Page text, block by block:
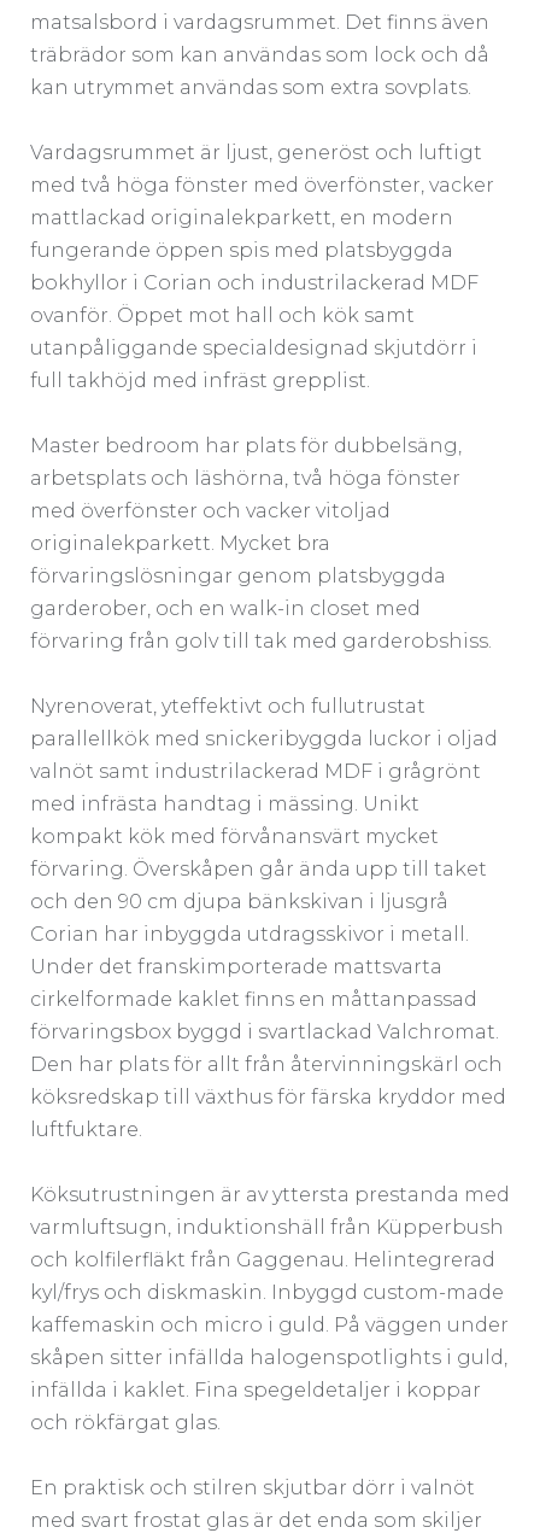
matsalsbord i vardagsrummet. Det finns även
träbrädor som kan användas som lock och då
kan utrymmet användas som extra sovplats.
Vardagsrummet är ljust, generöst och luftigt
med två höga fönster med överfönster, vacker
mattlackad originalekparkett, en modern
fungerande öppen spis med platsbyggda
bokhyllor i Corian och industrilackerad MDF
ovanför. Öppet mot hall och kök samt
utanpåliggande specialdesignad skjutdörr i
full takhöjd med infräst grepplist.
Master bedroom har plats för dubbelsäng,
arbetsplats och läshörna, två höga fönster
med överfönster och vacker vitoljad
originalekparkett. Mycket bra
förvaringslösningar genom platsbyggda
garderober, och en walk-in closet med
förvaring från golv till tak med garderobshiss.
Nyrenoverat, yteffektivt och fullutrustat
parallellkök med snickeribyggda luckor i oljad
valnöt samt industrilackerad MDF i grågrönt
med infrästa handtag i mässing. Unikt
kompakt kök med förvånansvärt mycket
förvaring. Överskåpen går ända upp till taket
och den 90 cm djupa bänkskivan i ljusgrå
Corian har inbyggda utdragsskivor i metall.
Under det franskimporterade mattsvarta
cirkelformade kaklet finns en måttanpassad
förvaringsbox byggd i svartlackad Valchromat.
Den har plats för allt från återvinningskärl och
köksredskap till växthus för färska kryddor med
luftfuktare.
Köksutrustningen är av yttersta prestanda med
varmluftsugn, induktionshäll från Küpperbush
och kolfilerfläkt från Gaggenau. Helintegrerad
kyl/frys och diskmaskin. Inbyggd custom-made
kaffemaskin och micro i guld. På väggen under
skåpen sitter infällda halogenspotlights i guld,
infällda i kaklet. Fina spegeldetaljer i koppar
och rökfärgat glas.
En praktisk och stilren skjutbar dörr i valnöt
med svart frostat glas är det enda som skiljer